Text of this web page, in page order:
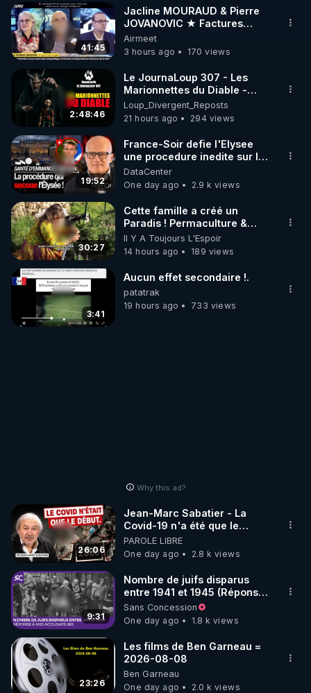
▶ 30 jours gratuit sur l’application de méditation et
de bien-être ENVOL :
Rendez-vous sur https://www.envol.app/code
le code : REGENERE
41:45
Jacline MOURAUD & Pierre
JOVANOVIC ★ Factures
Impayées : Où Est Passé Le
Pognon ?
Airmeet
3 hours ago
170 views
2:48:46
Le JournaLoup 307 - Les
Marionnettes du Diable -
Loup Divergent 2026.08.07
Loup_Divergent_Reposts
21 hours ago
294 views
19:52
France-Soir defie l'Elysee
une procedure inedite sur la
sante du president - Nexus
DataCenter
One day ago
2.9 k views
30:27
Cette famille a créé un
Paradis ! Permaculture &
Autonomie
Il Y A Toujours L'Espoir
14 hours ago
189 views
3:41
Aucun effet secondaire !.
patatrak
19 hours ago
733 views
Why this ad?
26:06
Jean-Marc Sabatier - La
Covid-19 n'a été que le
début - L'ARNm & l'ARNm-aa
jusqu où auront-t-il ?
PAROLE LIBRE
One day ago
2.8 k views
9:31
Nombre de juifs disparus
entre 1941 et 1945 (Réponse
à mes accusateurs)
Sans Concession
One day ago
1.8 k views
23:26
Les films de Ben Garneau =
2026-08-08
Ben Garneau
One day ago
2.0 k views